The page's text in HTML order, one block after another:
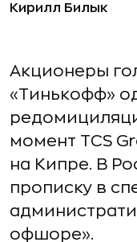
Кирилл Билык
Акционеры
«Тинькофф»
момент TCS
на Кипре. В
прописку в
офшоре».